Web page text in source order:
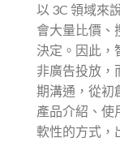
以 3C 領域來
會大量比價、
決定。因此，
非廣告投放，
期溝通，從初
產品介紹、使
軟性的方式，